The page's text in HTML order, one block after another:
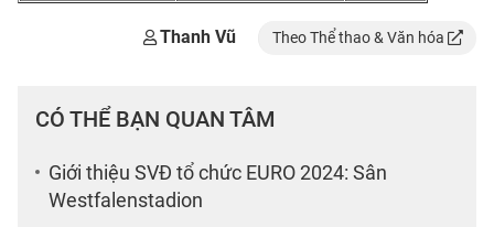
Thanh Vũ Theo Thể thao & Văn hóa
CÓ THỂ BẠN QUAN TÂM
Giới thiệu SVĐ tổ chức EURO 2024: Sân
Westfalenstadion